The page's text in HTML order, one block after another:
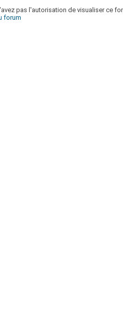
pas l'autorisation de visualiser ce
forum